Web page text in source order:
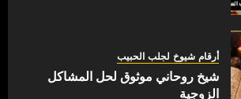
أرقام شيوخ لجلب الحبيب
شيخ روحاني موثوق لحل المشاكل
الزوجية